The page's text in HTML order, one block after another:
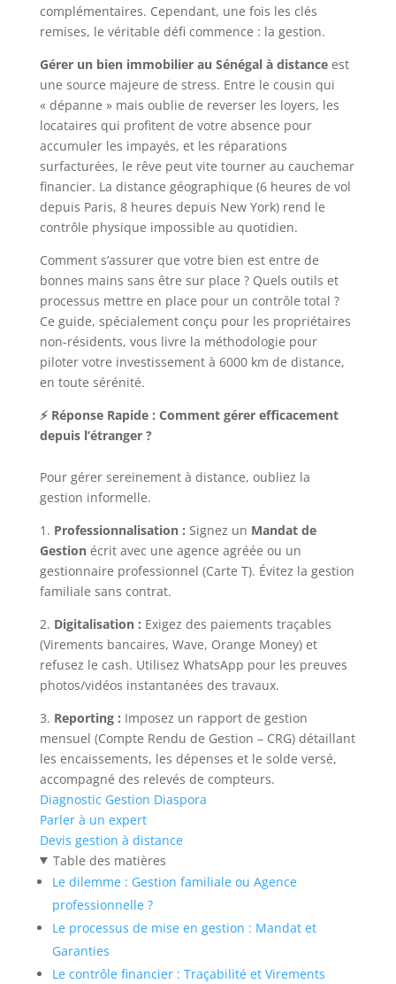
complémentaires. Cependant, une fois les clés
remises, le véritable défi commence : la gestion.
Gérer un bien immobilier au Sénégal à distanceest
une source majeure de stress. Entre le cousin qui
« dépanne » mais oublie de reverser les loyers, les
locataires qui profitent de votre absence pour
accumuler les impayés, et les réparations
surfacturées, le rêve peut vite tourner au cauchemar
financier. La distance géographique (6 heures de vol
depuis Paris, 8 heures depuis New York) rend le
contrôle physique impossible au quotidien.
Comment s’assurer que votre bien est entre de
bonnes mains sans être sur place ? Quels outils et
processus mettre en place pour un contrôle total ?
Ce guide, spécialement conçu pour les propriétaires
non-résidents, vous livre la méthodologie pour
piloter votre investissement à 6000 km de distance,
en toute sérénité.
⚡ Réponse Rapide : Comment gérer efficacement
depuis l’étranger ?
Pour gérer sereinement à distance, oubliez la
gestion informelle.
1. Professionnalisation : Signez un Mandat de
Gestionécrit avec une agence agréée ou un
gestionnaire professionnel (Carte T). Évitez la gestion
familiale sans contrat.
2. Digitalisation : Exigez des paiements traçables
(Virements bancaires, Wave, Orange Money) et
refusez le cash. Utilisez WhatsApp pour les preuves
photos/vidéos instantanées des travaux.
3. Reporting : Imposez un rapport de gestion
mensuel (Compte Rendu de Gestion – CRG) détaillant
les encaissements, les dépenses et le solde versé,
accompagné des relevés de compteurs.
Diagnostic Gestion Diaspora
Parler à un expert
Devis gestion à distance
Table des matières
Le dilemme : Gestion familiale ou Agence
professionnelle ?
Le processus de mise en gestion : Mandat et
Garanties
Le contrôle financier : Traçabilité et Virements